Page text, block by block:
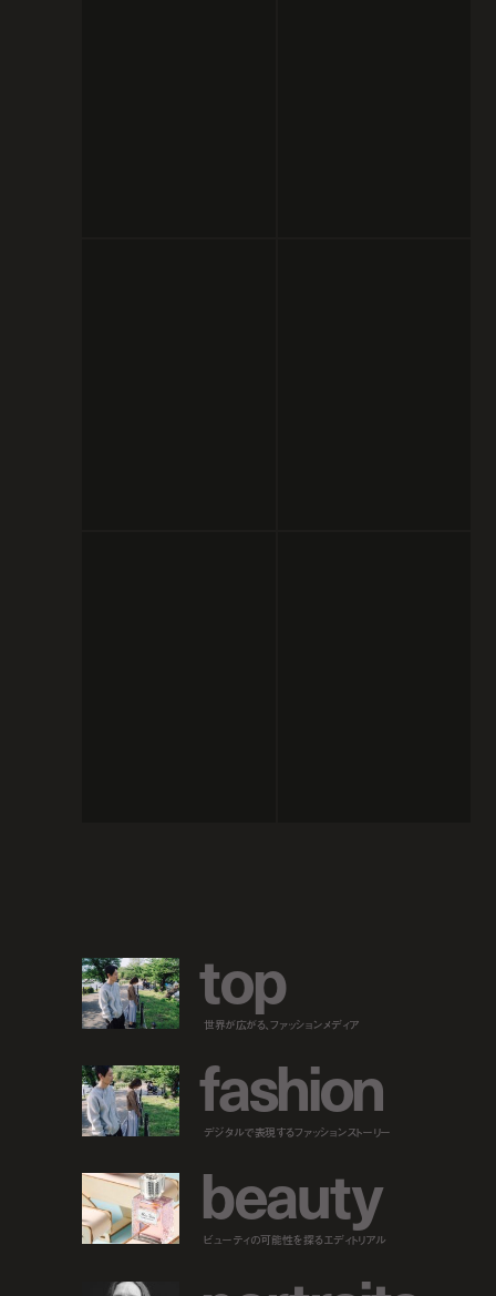
top
世界が広がる、ファッションメディア
fashion
デジタルで表現するファッションストーリー
beauty
ビューティの可能性を探るエディトリアル